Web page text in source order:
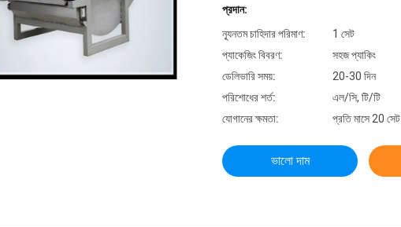
প্রদান:
ন্যূনতম চাহিদার পরিমাণ:
1 সেট
প্যাকেজিং বিবরণ:
সহজ প্যাকিং
ডেলিভারি সময়:
20-30 দিন
পরিশোধের শর্ত:
এল/সি, টি/টি
যোগানের ক্ষমতা:
প্রতি মাসে 20 সেট
ভালো দাম